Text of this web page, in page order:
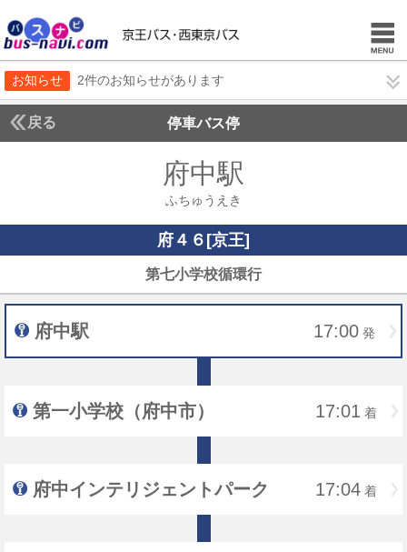
お知らせ 2件のお知らせがあります
戻る 停車バス停
府中駅
ふちゅうえき
府４６[京王]
第七小学校循環行
府中駅 17:00 発
第一小学校（府中市） 17:01 着
府中インテリジェントパーク 17:04 着